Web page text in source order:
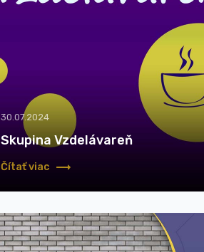
30.07.2024
Skupina Vzdelávareň
Čítať viac